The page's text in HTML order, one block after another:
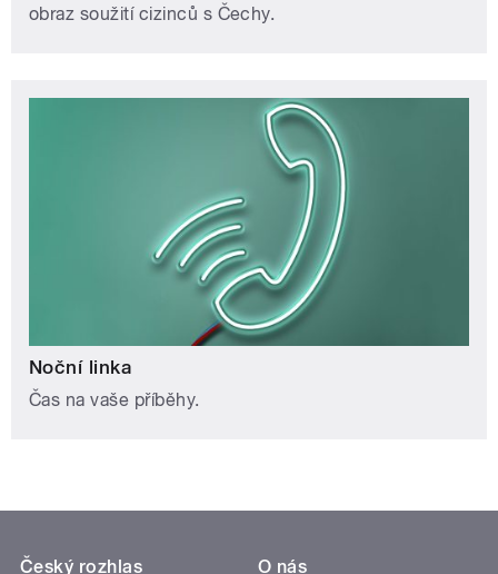
obraz soužití cizinců s Čechy.
Noční linka
Čas na vaše příběhy.
Český rozhlas
O nás